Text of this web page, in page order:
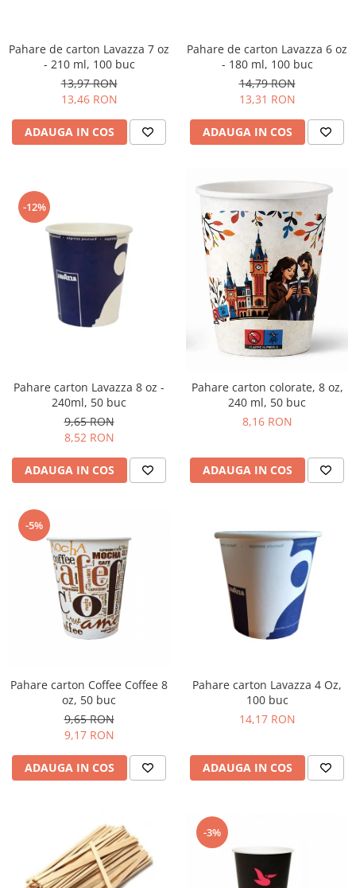
Pahare de carton Lavazza 7 oz
- 210 ml, 100 buc
13,97 RON
13,46 RON
ADAUGA IN COS
Pahare de carton Lavazza 6 oz
- 180 ml, 100 buc
14,79 RON
13,31 RON
ADAUGA IN COS
-12%
Pahare carton Lavazza 8 oz -
240ml, 50 buc
9,65 RON
8,52 RON
ADAUGA IN COS
Pahare carton colorate, 8 oz,
240 ml, 50 buc
8,16 RON
ADAUGA IN COS
-5%
Pahare carton Coffee Coffee 8
oz, 50 buc
9,65 RON
9,17 RON
ADAUGA IN COS
Pahare carton Lavazza 4 Oz,
100 buc
14,17 RON
ADAUGA IN COS
-3%